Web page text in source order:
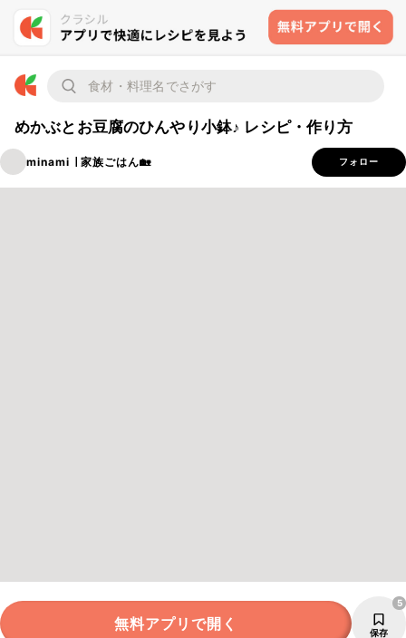
めかぶとお豆腐のひんやり小鉢♪ レシピ・作り方
minami ∣ 家族ごはん🏡 フォロー
無料アプリで開く 保存
5